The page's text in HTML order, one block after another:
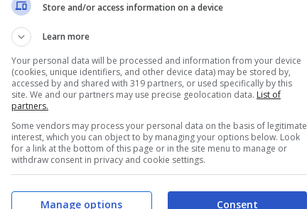
cui i bambini vengono considerati ospiti
alla scoperta del territorio. Musei
spiagge sicure e città progettate per
a creare un’esperienza positiva per
l’accoglienza e la capacità di coinvolgere i
in una continua ricerca di soluzioni
Store and/or access information on a device
Learn more
Your personal data will be processed and information from your device
(cookies, unique identifiers, and other device data) may be stored by,
accessed by and shared with 319 partners, or used specifically by this
site. We and our partners may use precise geolocation data. List of
partners.
Some vendors may process your personal data on the basis of legitimate
interest, which you can object to by managing your options below. Look
for a link at the bottom of this page or in the site menu to manage or
withdraw consent in privacy and cookie settings.
Consent
Manage options